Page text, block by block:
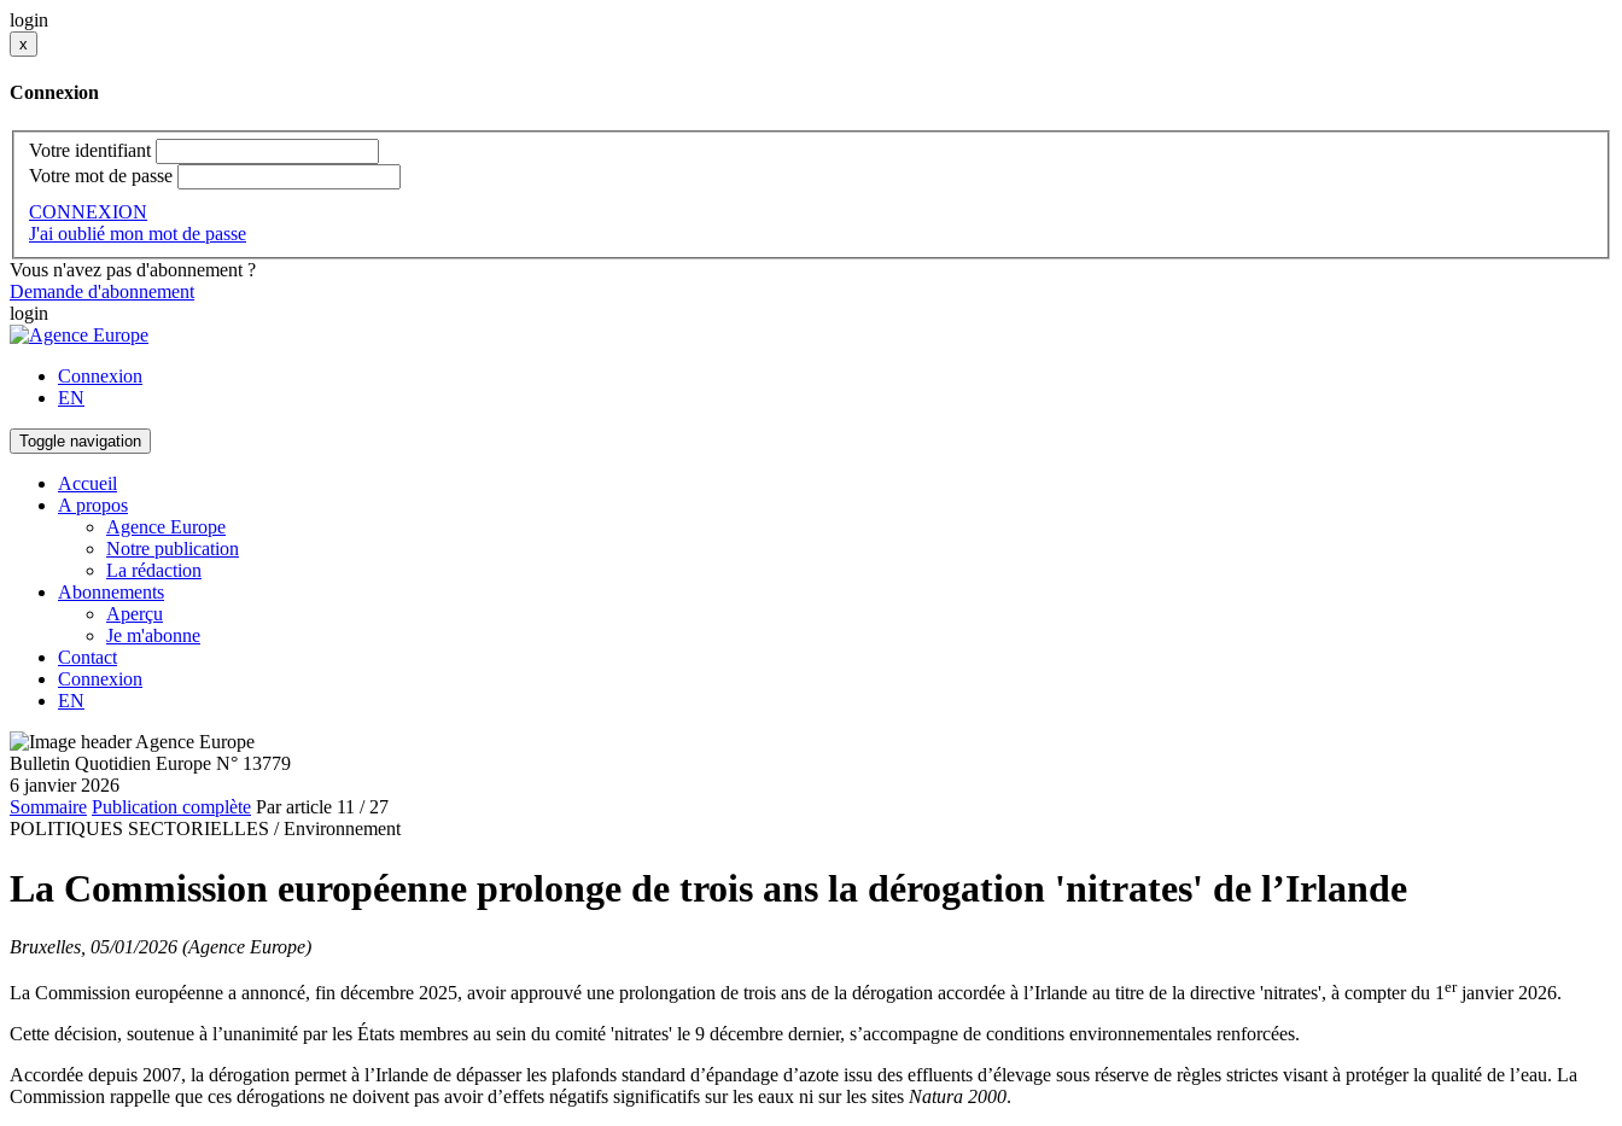
login
x
Connexion
Votre identifiant
Votre mot de passe
CONNEXION
J'ai oublié mon mot de passe
Vous n'avez pas d'abonnement ?
Demande d'abonnement
login
Connexion
EN
Toggle navigation
Accueil
A propos
Agence Europe
Notre publication
La rédaction
Abonnements
Aperçu
Je m'abonne
Contact
Connexion
EN
Bulletin Quotidien Europe N° 13779
6 janvier 2026
Sommaire Publication complète Par article 11 / 27
POLITIQUES SECTORIELLES / Environnement
La Commission européenne prolonge de trois ans la dérogation 'nitrates' de l’Irlande
Bruxelles, 05/01/2026 (Agence Europe)
La Commission européenne a annoncé, fin décembre 2025, avoir approuvé une prolongation de trois ans de la dérogation accordée à l’Irlande au titre de la directive 'nitrates', à compter du 1 erjanvier 2026.
Cette décision, soutenue à l’unanimité par les États membres au sein du comité 'nitrates' le 9 décembre dernier, s’accompagne de conditions environnementales renforcées.
Accordée depuis 2007, la dérogation permet à l’Irlande de dépasser les plafonds standard d’épandage d’azote issu des effluents d’élevage sous réserve de règles strictes visant à protéger la qualité de l’eau. La
Commission rappelle que ces dérogations ne doivent pas avoir d’effets négatifs significatifs sur les eaux ni sur les sites Natura 2000.